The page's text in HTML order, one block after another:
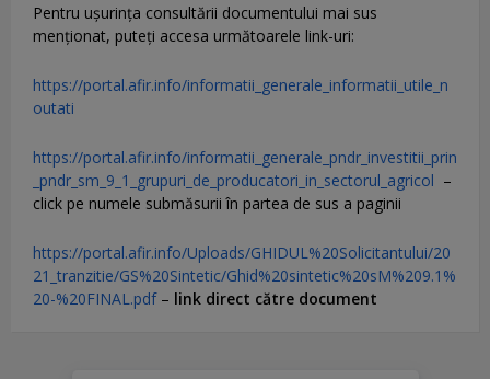
Pentru uşurinţa consultării documentului mai sus
menţionat, puteţi accesa următoarele link-uri:
https://portal.afir.info/informatii_generale_informatii_utile_n
outati
https://portal.afir.info/informatii_generale_pndr_investitii_prin
_pndr_sm_9_1_grupuri_de_producatori_in_sectorul_agricol –
click pe numele submăsurii în partea de sus a paginii
https://portal.afir.info/Uploads/GHIDUL%20Solicitantului/20
21_tranzitie/GS%20Sintetic/Ghid%20sintetic%20sM%209.1%
20-%20FINAL.pdf– link direct către document